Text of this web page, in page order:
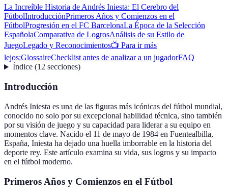
La Increíble Historia de Andrés Iniesta: El Cerebro del
FútbolIntroducciónPrimeros Años y Comienzos en el
FútbolProgresión en el FC BarcelonaLa Época de la Selección
EspañolaComparativa de LogrosAnálisis de su Estilo de
JuegoLegado y Reconocimientos📺 Para ir más
lejos:GlossaireChecklist antes de analizar a un jugadorFAQ
Índice(12 secciones)
Introducción
Andrés Iniesta es una de las figuras más icónicas del fútbol mundial,
conocido no solo por su excepcional habilidad técnica, sino también
por su visión de juego y su capacidad para liderar a su equipo en
momentos clave. Nacido el 11 de mayo de 1984 en Fuentealbilla,
España, Iniesta ha dejado una huella imborrable en la historia del
deporte rey. Este artículo examina su vida, sus logros y su impacto
en el fútbol moderno.
Primeros Años y Comienzos en el Fútbol